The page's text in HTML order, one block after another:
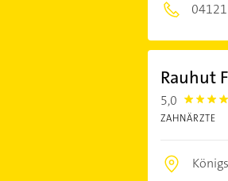
Rauhut
5,0 5.0
ZAHNÄRZTE